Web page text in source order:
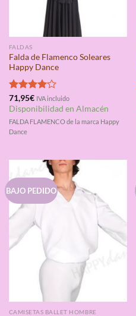
FALDAS
Falda de Flamenco Soleares
Happy Dance
Valorado
con4.00
71,95€ IVA incluido
Disponibilidad en Almacén
FALDA FLAMENCO de la marca Happy
Dance
BAJO PEDIDO
CAMISETAS BALLET HOMBRE